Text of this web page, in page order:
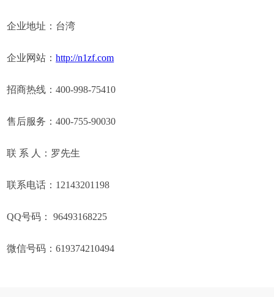
企业地址：台湾
企业网站：http://n1zf.com
招商热线：400-998-75410
售后服务：400-755-90030
联 系 人：罗先生
联系电话：12143201198
QQ号码： 96493168225
微信号码：619374210494